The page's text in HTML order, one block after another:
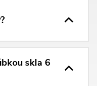
skla 6